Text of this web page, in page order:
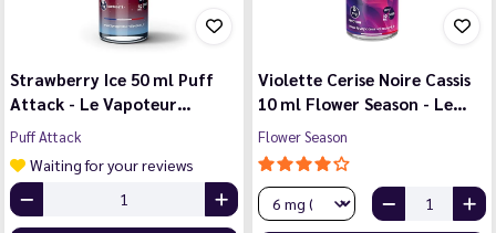
Strawberry Ice 50 ml Puff
Attack - Le Vapoteur…
Puff Attack
Waiting for your reviews
Violette Cerise Noire Cassis
10 ml Flower Season - Le…
Flower Season